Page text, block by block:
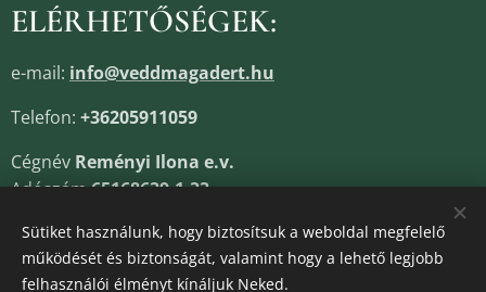
ELÉRHETŐSÉGEK:
e-mail: info@veddmagadert.hu
Telefon: +36205911059
Cégnév Reményi Ilona e.v.
Adószám65168639-1-33
Sütiket használunk, hogy biztosítsuk a weboldal megfelelő
működését és biztonságát, valamint hogy a lehető legjobb
felhasználói élményt kínáljuk Neked.